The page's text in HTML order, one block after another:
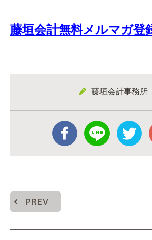
藤垣会計無料メルマガ登
藤垣会計事務所
PREV